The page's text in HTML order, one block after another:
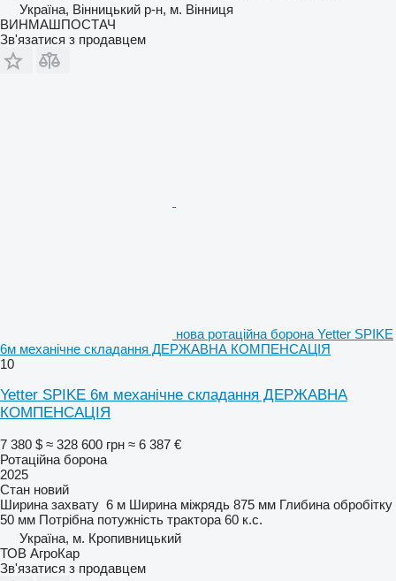
Україна, Вінницький р-н, м. Вінниця
ВИНМАШПОСТАЧ
Зв'язатися з продавцем
нова ротаційна борона Yetter SPIKE
6м механічне складання ДЕРЖАВНА КОМПЕНСАЦІЯ
10
Yetter SPIKE 6м механічне складання ДЕРЖАВНА
КОМПЕНСАЦІЯ
7 380 $ ≈ 328 600 грн ≈ 6 387 €
Ротаційна борона
2025
Стан новий
Ширина захвату 6 м Ширина міжрядь 875 мм Глибина обробітку
50 мм Потрібна потужність трактора 60 к.с.
Україна, м. Кропивницький
ТОВ АгроКар
Зв'язатися з продавцем